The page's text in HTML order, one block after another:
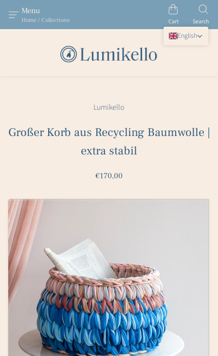
Menu
Home / Collections Cart Search
Lumikello
Großer Korb aus Recycling Baumwolle |
extra stabil
€170,00
English